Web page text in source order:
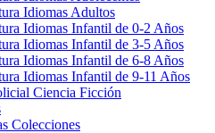
Idiomas Adultos
Idiomas Infantil de 0-2 Años
Idiomas Infantil de 3-5 Años
Idiomas Infantil de 6-8 Años
Idiomas Infantil de 9-11 Años
Ciencia Ficción
Colecciones